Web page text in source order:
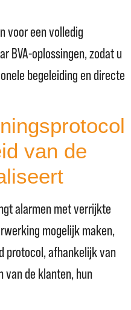
voor een volledig
BVA-oplossingen, zodat u
begeleiding en directe
van de
alarmen met verrijkte
mogelijk maken,
protocol, afhankelijk van
van de klanten, hun